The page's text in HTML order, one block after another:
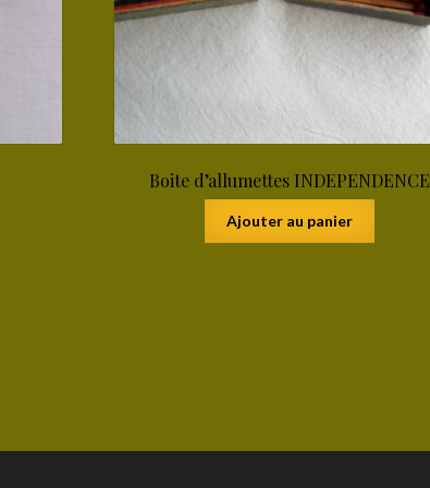
Boite d’allumettes INDEPENDENCE
Ajouter au panier